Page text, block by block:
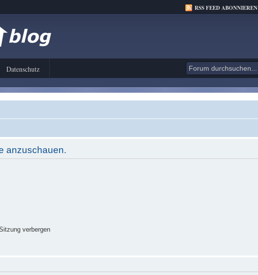
RSS FEED ABONNIEREN
Datenschutz
anzuschauen.
verbergen